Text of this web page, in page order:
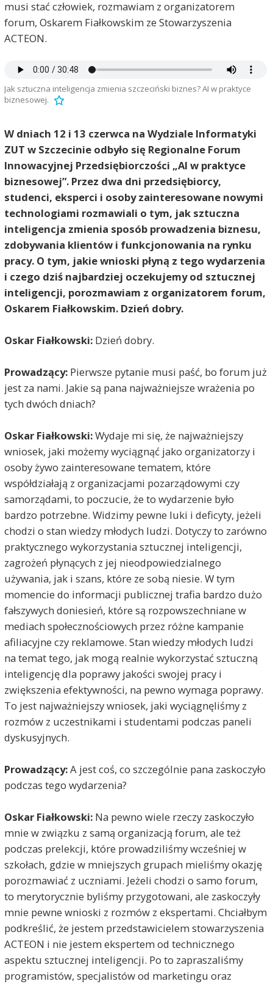
musi stać człowiek, rozmawiam z organizatorem
forum, Oskarem Fiałkowskim ze Stowarzyszenia
ACTEON.
Jak sztuczna inteligencja zmienia szczeciński biznes? AI w praktyce
biznesowej.
W dniach 12 i 13 czerwca na Wydziale Informatyki
ZUT w Szczecinie odbyło się Regionalne Forum
Innowacyjnej Przedsiębiorczości „AI w praktyce
biznesowej”. Przez dwa dni przedsiębiorcy,
studenci, eksperci i osoby zainteresowane nowymi
technologiami rozmawiali o tym, jak sztuczna
inteligencja zmienia sposób prowadzenia biznesu,
zdobywania klientów i funkcjonowania na rynku
pracy. O tym, jakie wnioski płyną z tego wydarzenia
i czego dziś najbardziej oczekujemy od sztucznej
inteligencji, porozmawiam z organizatorem forum,
Oskarem Fiałkowskim. Dzień dobry.
Oskar Fiałkowski:Dzień dobry.
Prowadzący: Pierwsze pytanie musi paść, bo forum już
jest za nami. Jakie są pana najważniejsze wrażenia po
tych dwóch dniach?
Oskar Fiałkowski:Wydaje mi się, że najważniejszy
wniosek, jaki możemy wyciągnąć jako organizatorzy i
osoby żywo zainteresowane tematem, które
współdziałają z organizacjami pozarządowymi czy
samorządami, to poczucie, że to wydarzenie było
bardzo potrzebne. Widzimy pewne luki i deficyty, jeżeli
chodzi o stan wiedzy młodych ludzi. Dotyczy to zarówno
praktycznego wykorzystania sztucznej inteligencji,
zagrożeń płynących z jej nieodpowiedzialnego
używania, jak i szans, które ze sobą niesie. W tym
momencie do informacji publicznej trafia bardzo dużo
fałszywych doniesień, które są rozpowszechniane w
mediach społecznościowych przez różne kampanie
afiliacyjne czy reklamowe. Stan wiedzy młodych ludzi
na temat tego, jak mogą realnie wykorzystać sztuczną
inteligencję dla poprawy jakości swojej pracy i
zwiększenia efektywności, na pewno wymaga poprawy.
To jest najważniejszy wniosek, jaki wyciągnęliśmy z
rozmów z uczestnikami i studentami podczas paneli
dyskusyjnych.
Prowadzący:A jest coś, co szczególnie pana zaskoczyło
podczas tego wydarzenia?
Oskar Fiałkowski:Na pewno wiele rzeczy zaskoczyło
mnie w związku z samą organizacją forum, ale też
podczas prelekcji, które prowadziliśmy wcześniej w
szkołach, gdzie w mniejszych grupach mieliśmy okazję
porozmawiać z uczniami. Jeżeli chodzi o samo forum,
to merytorycznie byliśmy przygotowani, ale zaskoczyły
mnie pewne wnioski z rozmów z ekspertami. Chciałbym
podkreślić, że jestem przedstawicielem stowarzyszenia
ACTEON i nie jestem ekspertem od technicznego
aspektu sztucznej inteligencji. Po to zapraszaliśmy
programistów, specjalistów od marketingu oraz